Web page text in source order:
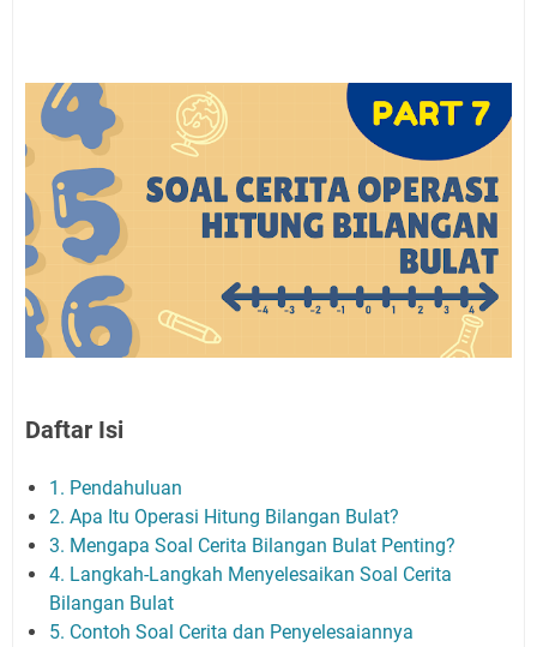
Daftar Isi
1. Pendahuluan
2. Apa Itu Operasi Hitung Bilangan Bulat?
3. Mengapa Soal Cerita Bilangan Bulat Penting?
4. Langkah-Langkah Menyelesaikan Soal Cerita
Bilangan Bulat
5. Contoh Soal Cerita dan Penyelesaiannya